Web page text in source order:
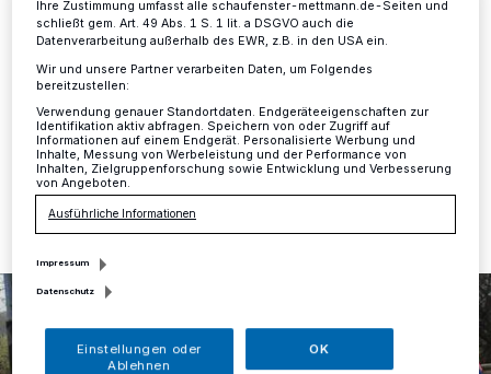
Mettmann·Am Donnerstag befuhr eine 19-jährige
Fahrerin eines Ford Fiesta um 7.10 Uhr die
Meiersberger Straße in Fahrtrichtung Wülfrath.
10.03.2017 , 11:43 Uhr Eine Minute Lesezeit
Ihre Zustimmung umfasst alle schaufenster-mettmann.de-Seiten und
schließt gem. Art. 49 Abs. 1 S. 1 lit. a DSGVO auch die
Datenverarbeitung außerhalb des EWR, z.B. in den USA ein.
Wir und unsere Partner verarbeiten Daten, um Folgendes
bereitzustellen:
Verwendung genauer Standortdaten. Endgeräteeigenschaften zur
Identifikation aktiv abfragen. Speichern von oder Zugriff auf
Informationen auf einem Endgerät. Personalisierte Werbung und
Inhalte, Messung von Werbeleistung und der Performance von
Inhalten, Zielgruppenforschung sowie Entwicklung und Verbesserung
von Angeboten.
Ausführliche Informationen
Impressum
Datenschutz
Einstellungen oder
Ablehnen
OK